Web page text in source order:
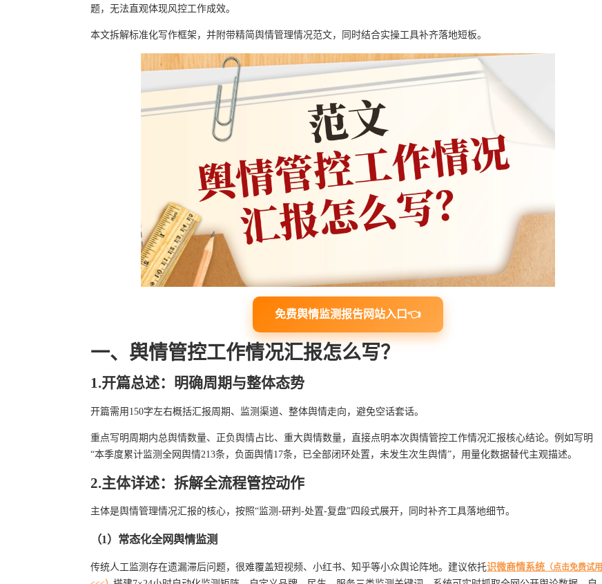
题，无法直观体现风控工作成效。
本文拆解标准化写作框架，并附带精简舆情管理情况范文，同时结合实操工具补齐落地短板。
免费舆情监测报告网站入口👈
一、舆情管控工作情况汇报怎么写？
1.开篇总述：明确周期与整体态势
开篇需用150字左右概括汇报周期、监测渠道、整体舆情走向，避免空话套话。
重点写明周期内总舆情数量、正负舆情占比、重大舆情数量，直接点明本次舆情管控工作情况汇报核心结论。例如写明
“本季度累计监测全网舆情213条，负面舆情17条，已全部闭环处置，未发生次生舆情”，用量化数据替代主观描述。
2.主体详述：拆解全流程管控动作
主体是舆情管理情况汇报的核心，按照“监测-研判-处置-复盘”四段式展开，同时补齐工具落地细节。
（1）常态化全网舆情监测
传统人工监测存在遗漏滞后问题，很难覆盖短视频、小红书、知乎等小众舆论阵地。建议依托识微商情系统 （点击免费试用